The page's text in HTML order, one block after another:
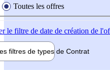
Toutes les offres
le filtre de date de création de
filtres de types de Contrat